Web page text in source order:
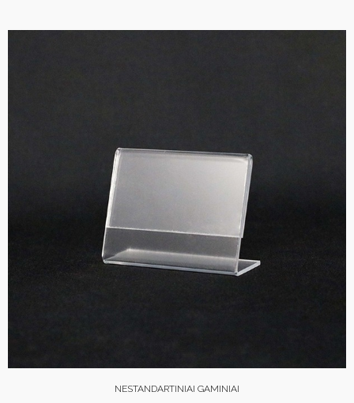
NESTANDARTINIAI GAMINIAI